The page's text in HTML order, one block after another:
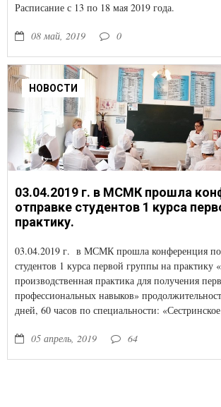
Расписание с 13 по 18 мая 2019 года.
08 май, 2019 0
НОВОСТИ
03.04.2019 г. в МСМК прошла
отправке студентов 1 курса
практику.
03.04.2019 г. в МСМК прошла конференция по
студентов 1 курса первой группы на практику
производственная практика для получения
профессиональных навыков»
дней, 60 часов по специальности:
05 апрель, 2019 64